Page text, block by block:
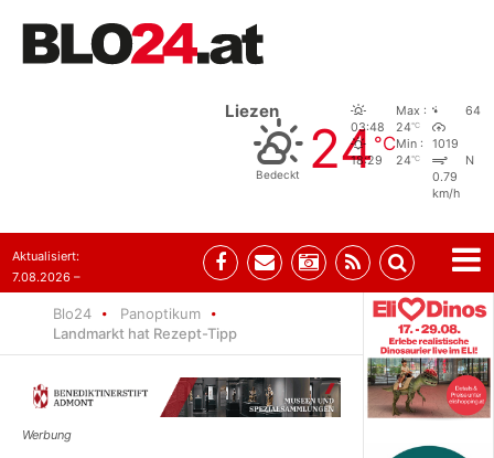
Liezen
Bedeckt 24°C
03:48
18:29
Max :
24°C
Min :
24°C
64
1019
N
0.79
km/h
Aktualisiert:
7.08.2026 –
Blo24
Panoptikum
Landmarkt hat Rezept-Tipp